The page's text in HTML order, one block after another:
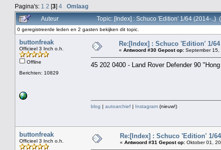
Pagina's: 1 2 [3] 4
Omlaag
Auteur
Topic: [Index] : Schuco 'Edition' 1/64 (2014-..)
0 geregistreerde leden en 2 gasten bekijken dit topic.
buttonfreak
Officieel 3 Inch o.h.
Offline
Berichten: 10829
Re:[Index] : Schuco 'Edition' 1/64
« Antwoord #30 Gepost op: September
45 202 0400 - Land Rover Defender 90
blog | autoarchief | Instagram (nieuw!)
buttonfreak
Officieel 3 Inch o.h.
Re:[Index] : Schuco 'Edition' 1/64
« Antwoord #31 Gepost op: Oktober 01,